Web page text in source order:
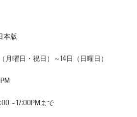
本版
月曜日・祝日）～14日（日曜日）
～17:00PMまで